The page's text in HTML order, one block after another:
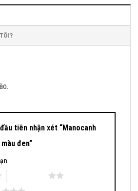
tiên nhận xét “Manocanh
đen”